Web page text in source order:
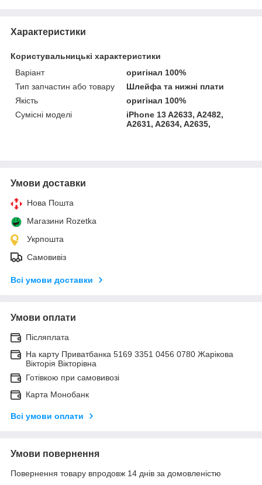
Характеристики
Користувальницькі характеристики
Варіант
оригінал 100%
Тип запчастин або товару
Шлейфа та нижні плати
Якість
оригінал 100%
Сумісні моделі
iPhone 13 A2633, A2482,
A2631, A2634, A2635,
Умови доставки
Нова Пошта
Магазини Rozetka
Укрпошта
Самовивіз
Всі умови доставки
Умови оплати
Післяплата
На карту Приватбанка 5169 3351 0456 0780 Жарікова
Вікторія Вікторівна
Готівкою при самовивозі
Карта Монобанк
Всі умови оплати
Умови повернення
Повернення товару впродовж 14 днів за домовленістю